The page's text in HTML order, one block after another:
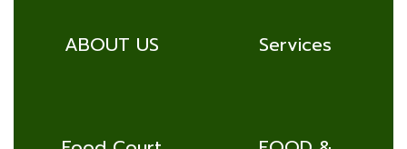
ABOUT US Services